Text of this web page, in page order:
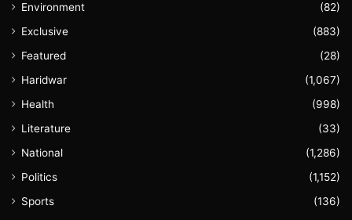
Environment
(82)
Exclusive
(883)
Featured
(28)
Haridwar
(1,067)
Health
(998)
Literature
(33)
National
(1,286)
Politics
(1,152)
Sports
(136)